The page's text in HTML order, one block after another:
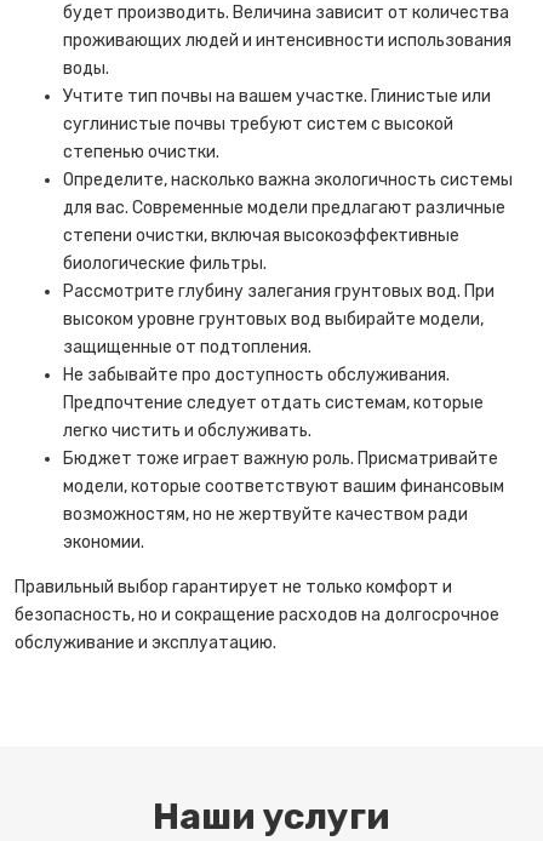
будет производить. Величина зависит от количества
проживающих людей и интенсивности использования
воды.
Учтите тип почвы на вашем участке. Глинистые или
суглинистые почвы требуют систем с высокой
степенью очистки.
Определите, насколько важна экологичность системы
для вас. Современные модели предлагают различные
степени очистки, включая высокоэффективные
биологические фильтры.
Рассмотрите глубину залегания грунтовых вод. При
высоком уровне грунтовых вод выбирайте модели,
защищенные от подтопления.
Не забывайте про доступность обслуживания.
Предпочтение следует отдать системам, которые
легко чистить и обслуживать.
Бюджет тоже играет важную роль. Присматривайте
модели, которые соответствуют вашим финансовым
возможностям, но не жертвуйте качеством ради
экономии.
Правильный выбор гарантирует не только комфорт и
безопасность, но и сокращение расходов на долгосрочное
обслуживание и эксплуатацию.
Наши услуги